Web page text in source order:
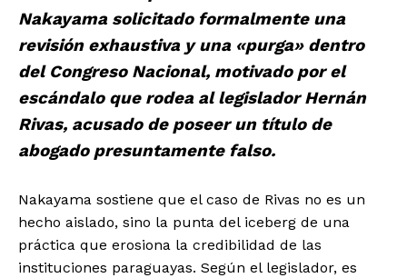
Nakayama solicitado formalmente una
revisión exhaustiva y una «purga» dentro
del Congreso Nacional, motivado por el
escándalo que rodea al legislador Hernán
Rivas, acusado de poseer un título de
abogado presuntamente falso.
Nakayama sostiene que el caso de Rivas no es un
hecho aislado, sino la punta del iceberg de una
práctica que erosiona la credibilidad de las
instituciones paraguayas. Según el legislador, es